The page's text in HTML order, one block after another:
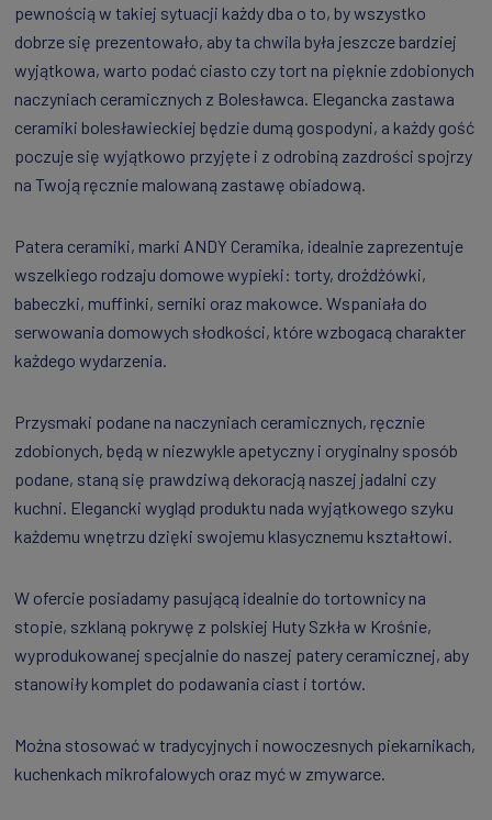
pewnością w takiej sytuacji każdy dba o to, by wszystko
dobrze się prezentowało, aby ta chwila była jeszcze bardziej
wyjątkowa, warto podać ciasto czy tort na pięknie zdobionych
naczyniach ceramicznych z Bolesławca. Elegancka zastawa
ceramiki bolesławieckiej będzie dumą gospodyni, a każdy gość
poczuje się wyjątkowo przyjęte i z odrobiną zazdrości spojrzy
na Twoją ręcznie malowaną zastawę obiadową.
Patera ceramiki, marki ANDY Ceramika, idealnie zaprezentuje
wszelkiego rodzaju domowe wypieki: torty, drożdżówki,
babeczki, muffinki, serniki oraz makowce. Wspaniała do
serwowania domowych słodkości, które wzbogacą charakter
każdego wydarzenia.
Przysmaki podane na naczyniach ceramicznych, ręcznie
zdobionych, będą w niezwykle apetyczny i oryginalny sposób
podane, staną się prawdziwą dekoracją naszej jadalni czy
kuchni. Elegancki wygląd produktu nada wyjątkowego szyku
każdemu wnętrzu dzięki swojemu klasycznemu kształtowi.
W ofercie posiadamy pasującą idealnie do tortownicy na
stopie, szklaną pokrywę z polskiej Huty Szkła w Krośnie,
wyprodukowanej specjalnie do naszej patery ceramicznej, aby
stanowiły komplet do podawania ciast i tortów.
Można stosować w tradycyjnych i nowoczesnych piekarnikach,
kuchenkach mikrofalowych oraz myć w zmywarce.